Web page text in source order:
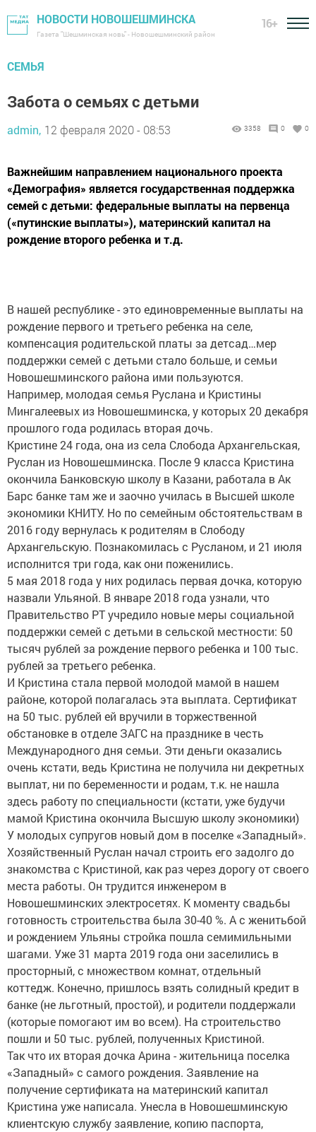
НОВОСТИ НОВОШЕШМИНСКА
Газета "Шешминская новь" - Новошешминский район
16+
СЕМЬЯ
Забота о семьях с детьми
admin, 12 февраля 2020 - 08:53 3358 0 0
Важнейшим направлением национального проекта
«Демография» является государственная поддержка
семей с детьми: федеральные выплаты на первенца
(«путинские выплаты»), материнский капитал на
рождение второго ребенка и т.д.
В нашей республике - это единовременные выплаты на
рождение первого и третьего ребенка на селе,
компенсация родительской платы за детсад…мер
поддержки семей с детьми стало больше, и семьи
Новошешминского района ими пользуются.
Например, молодая семья Руслана и Кристины
Мингалеевых из Новошешминска, у которых 20 декабря
прошлого года родилась вторая дочь.
Кристине 24 года, она из села Слобода Архангельская,
Руслан из Новошешминска. После 9 класса Кристина
окончила Банковскую школу в Казани, работала в Ак
Барс банке там же и заочно училась в Высшей школе
экономики КНИТУ. Но по семейным обстоятельствам в
2016 году вернулась к родителям в Слободу
Архангельскую. Познакомилась с Русланом, и 21 июля
исполнится три года, как они поженились.
5 мая 2018 года у них родилась первая дочка, которую
назвали Ульяной. В январе 2018 года узнали, что
Правительство РТ учредило новые меры социальной
поддержки семей с детьми в сельской местности: 50
тысяч рублей за рождение первого ребенка и 100 тыс.
рублей за третьего ребенка.
И Кристина стала первой молодой мамой в нашем
районе, которой полагалась эта выплата. Сертификат
на 50 тыс. рублей ей вручили в торжественной
обстановке в отделе ЗАГС на празднике в честь
Международного дня семьи. Эти деньги оказались
очень кстати, ведь Кристина не получила ни декретных
выплат, ни по беременности и родам, т.к. не нашла
здесь работу по специальности (кстати, уже будучи
мамой Кристина окончила Высшую школу экономики)
У молодых супругов новый дом в поселке «Западный».
Хозяйственный Руслан начал строить его задолго до
знакомства с Кристиной, как раз через дорогу от своего
места работы. Он трудится инженером в
Новошешминских электросетях. К моменту свадьбы
готовность строительства была 30-40 %. А с женитьбой
и рождением Ульяны стройка пошла семимильными
шагами. Уже 31 марта 2019 года они заселились в
просторный, с множеством комнат, отдельный
коттедж. Конечно, пришлось взять солидный кредит в
банке (не льготный, простой), и родители поддержали
(которые помогают им во всем). На строительство
пошли и 50 тыс. рублей, полученных Кристиной.
Так что их вторая дочка Арина - жительница поселка
«Западный» с самого рождения. Заявление на
получение сертификата на материнский капитал
Кристина уже написала. Унесла в Новошешминскую
клиентскую службу заявление, копию паспорта,